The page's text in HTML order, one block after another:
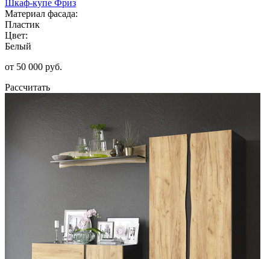
Шкаф-купе Фриз
Материал фасада:
Пластик
Цвет:
Белый
от 50 000 руб.
Рассчитать